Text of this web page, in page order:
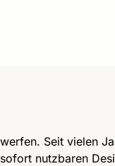
Seit vielen
nutzbaren